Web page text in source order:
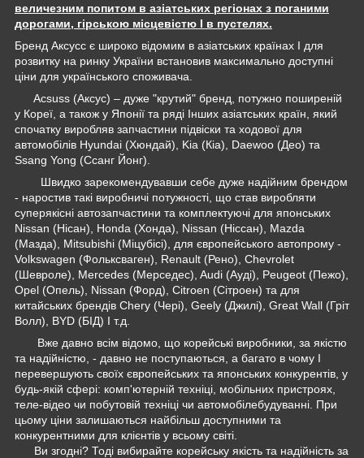
величезним попитом в азіатських регіонах з поганими
дорогами, гірською місцевістю І в пустелях.
Бренд Аксусс є широко відомим в азіатських країнах І для
розвитку на ринку України встановив максимально доступні
ціни для українського споживача.
Acsuss (Аксус) – дуже "крутий" бренд, потужно поширеній
у Кореї, а також у Японії та ряді Інших азіатських країн, який
спочатку виробляв запчастини підвіски та ходової для
автомобілів Hyundai (Хюндай), Kia (Кіа), Daewoo (Део) та
Ssang Yong (Ссанг Йонг).
Швидко зарекомендувавши себе дуже надійним брендом
- наростив такі виробничі потужності, що став виробляти
суперякісні автозапчастини та комплектуючі для японських
Nissan (Нісан), Honda (Хонда), Nissan (Ніссан), Mazda
(Мазда), Mitsubishi (Міцубісі), для європейського автопрому -
Volkswagen (Фольксваген), Renault (Рено), Chevrolet
(Шевроле), Mercedes (Мерседес), Audi (Ауді), Peugeot (Пежо),
Opel (Опель), Nissan (Форд), Citroen (Сітроен) та для
китайських брендів Chery (Чері), Geely (Джилі), Great Wall (Гріт
Волл), BYD (БІД) І т.д.
Вже давно всім відомо, що корейські виробники, за якістю
та надійністю, - давно не поступаються, а багато в чому І
перевершують своїх європейських та японських конкурентів, у
будь-якій сфері: комп'ютерній техніці, мобільних пристроях,
теле-відео чи побутовій техніці чи автомобілебудуванні. При
цьому ціни залишаються найбільш доступними та
конкурентними для клієнтів у всьому світі.
Ви згодні? Тоді вибирайте корейську якість та надійність за